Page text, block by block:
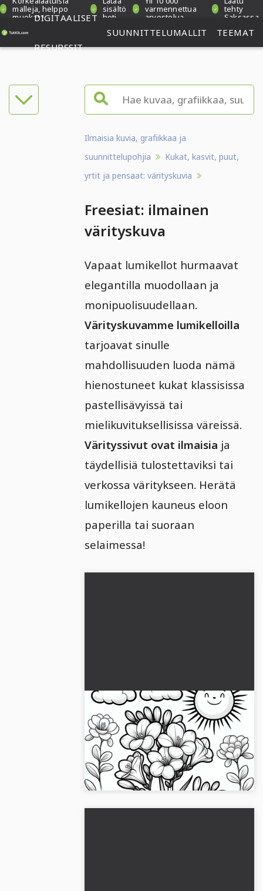
malleja, helppo
muokata
sisältö
heti
varmennettua
arvostelua
tehty
Saksassa
DIGITAALISET
RESURSSIT
SUUNNITTELUMALLIT TEEMAT
Ilmaisia kuvia, grafiikkaa ja
suunnittelupohjia
Kukat, kasvit, puut,
yrtit ja pensaat: värityskuvia
Freesiat: ilmainen
värityskuva
Vapaat lumikellot hurmaavat
elegantilla muodollaan ja
monipuolisuudellaan.
Värityskuvamme lumikelloilla
tarjoavat sinulle
mahdollisuuden luoda nämä
hienostuneet kukat klassisissa
pastellisävyissä tai
mielikuvituksellisissa väreissä.
Värityssivut ovat ilmaisia ja
täydellisiä tulostettaviksi tai
verkossa väritykseen. Herätä
lumikellojen kauneus eloon
paperilla tai suoraan
selaimessa!
Freesialan kukkien värityskuva
(Ilmainen)
Nauti kauniista fresia-aiheesta
korkealaatuisena värityskuvana. Hanki
ilmainen lataus!...